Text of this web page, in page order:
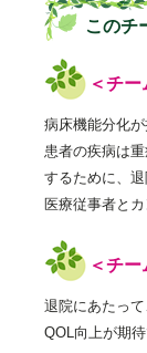
このチ
＜チ
病床機能分化
患者の疾病は
するために、
医療従事者と
＜チ
退院にあたっ
QOL向上が期